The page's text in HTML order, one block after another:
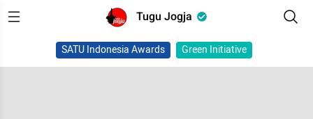
Tugu Jogja
SATU Indonesia Awards Green Initiative